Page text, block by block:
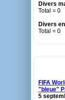
Divers
Total = 0
Divers
Total = 0
FIFA
"bleue"
5